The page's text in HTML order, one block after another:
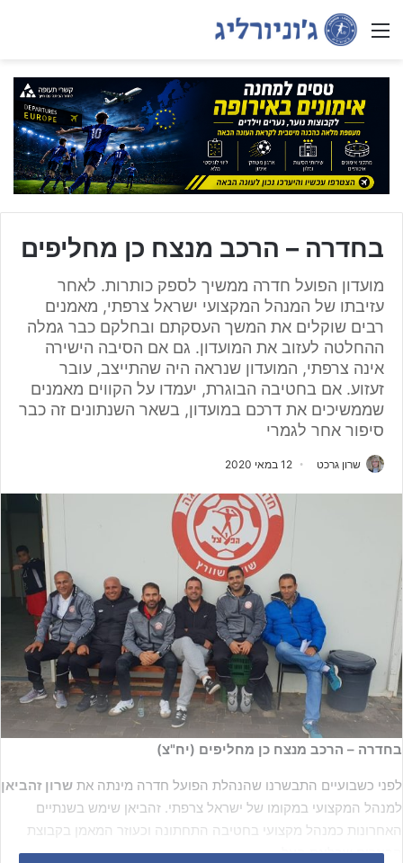
Menu
בחדרה – הרכב מנצח כן מחליפים
מועדון הפועל חדרה ממשיך לספק כותרות. לאחר
עזיבתו של המנהל המקצועי ישראל צרפתי, מאמנים
רבים שוקלים את המשך העסקתם ובחלקם כבר גמלה
ההחלטה לעזוב את המועדון. גם אם הסיבה הישירה
אינה צרפתי, המועדון שנראה היה שהתייצב, עובר
זעזוע. אם בחטיבה הבוגרת, יעמדו על הקווים מאמנים
שממשיכים את דרכם במועדון, בשאר השנתונים זה כבר
סיפור אחר לגמרי
שרון גרכט 12 במאי 2020
בחדרה – הרכב מנצח כן מחליפים (יח"צ)
לפני כשבועיים התבשרנו שהנהלת הפועל חדרה מינתה את שרון זהביאן
למנהל המקצועי במקומו של ישראל צרפתי. זהביאן שימש בשנתיים
האחרונות כמנהל מקצועי בחטיבה התחתונה וכעוזר המאמן בקבוצת
הבוגרים שבליגת העל.